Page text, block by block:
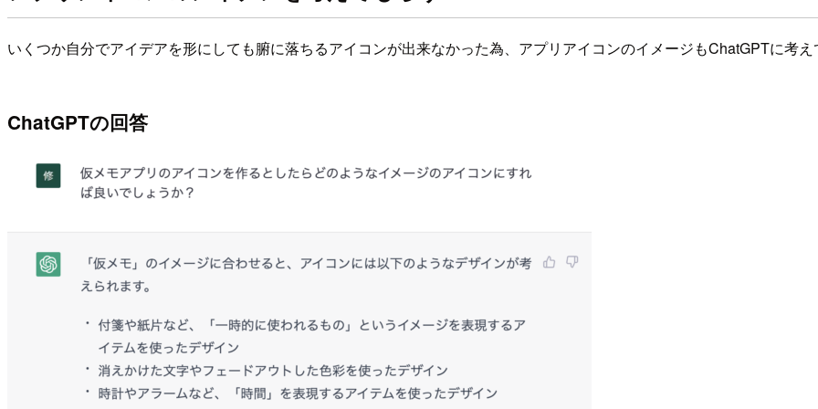
いくつか自分でアイデアを形にしても腑に落ちるアイコンが出来なかった為、アプリアイコンのイメージもChatGPTに考え
ChatGPTの回答